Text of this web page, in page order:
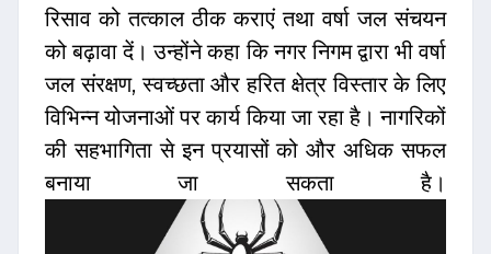
रिसाव को तत्काल ठीक कराएं तथा वर्षा जल संचयन
को बढ़ावा दें। उन्होंने कहा कि नगर निगम द्वारा भी वर्षा
जल संरक्षण, स्वच्छता और हरित क्षेत्र विस्तार के लिए
विभिन्न योजनाओं पर कार्य किया जा रहा है। नागरिकों
की सहभागिता से इन प्रयासों को और अधिक सफल
बनाया जा सकता है।